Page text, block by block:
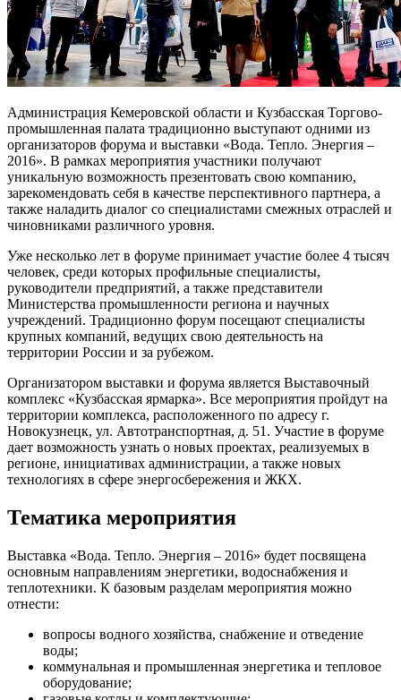
Администрация Кемеровской области и Кузбасская Торгово-
промышленная палата традиционно выступают одними из
организаторов форума и выставки «Вода. Тепло. Энергия –
2016». В рамках мероприятия участники получают
уникальную возможность презентовать свою компанию,
зарекомендовать себя в качестве перспективного партнера, а
также наладить диалог со специалистами смежных отраслей и
чиновниками различного уровня.
Уже несколько лет в форуме принимает участие более 4 тысяч
человек, среди которых профильные специалисты,
руководители предприятий, а также представители
Министерства промышленности региона и научных
учреждений. Традиционно форум посещают специалисты
крупных компаний, ведущих свою деятельность на
территории России и за рубежом.
Организатором выставки и форума является Выставочный
комплекс «Кузбасская ярмарка». Все мероприятия пройдут на
территории комплекса, расположенного по адресу г.
Новокузнецк, ул. Автотранспортная, д. 51. Участие в форуме
дает возможность узнать о новых проектах, реализуемых в
регионе, инициативах администрации, а также новых
технологиях в сфере энергосбережения и ЖКХ.
Тематика мероприятия
Выставка «Вода. Тепло. Энергия – 2016» будет посвящена
основным направлениям энергетики, водоснабжения и
теплотехники. К базовым разделам мероприятия можно
отнести:
вопросы водного хозяйства, снабжение и отведение
воды;
коммунальная и промышленная энергетика и тепловое
оборудование;